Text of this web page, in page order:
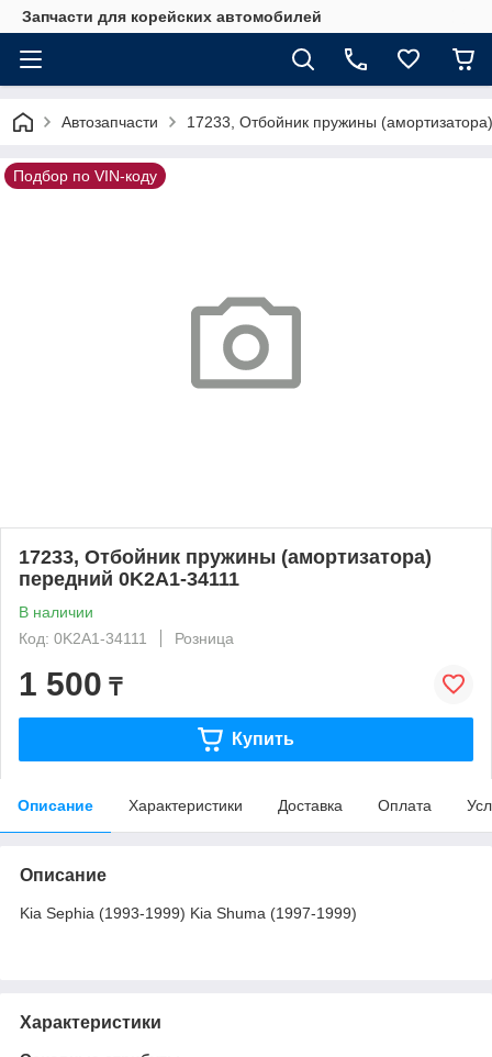
Запчасти для корейских автомобилей
Автозапчасти 17233, Отбойник пружины
Подбор по VIN-коду
17233, Отбойник пружины (амортизатора)
передний 0K2A1-34111
В наличии
Код: 0K2A1-34111
Розница
1 500 ₸
Купить
Описание Характеристики Доставка Оплата
Описание
Kia Sephia (1993-1999) Kia Shuma (1997-1999)
Характеристики